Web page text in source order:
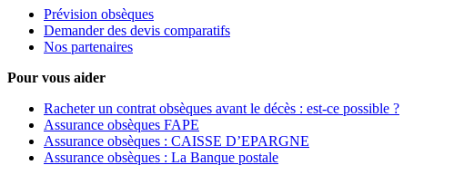
Prévision obsèques
Demander des devis comparatifs
Nos partenaires
Pour vous aider
Racheter un contrat obsèques avant le décès : est-ce possible ?
Assurance obsèques FAPE
Assurance obsèques : CAISSE D’EPARGNE
Assurance obsèques : La Banque postale